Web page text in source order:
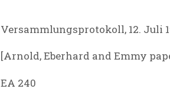
Versammlungsprotokoll, 12. Juli
[Arnold, Eberhard and Emmy
EA 240